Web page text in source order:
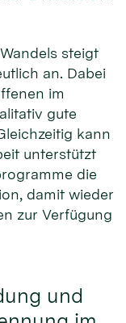
steigt
an. Dabei
im
gute
kann
unterstützt
die
damit wieder
zur Verfügung
und